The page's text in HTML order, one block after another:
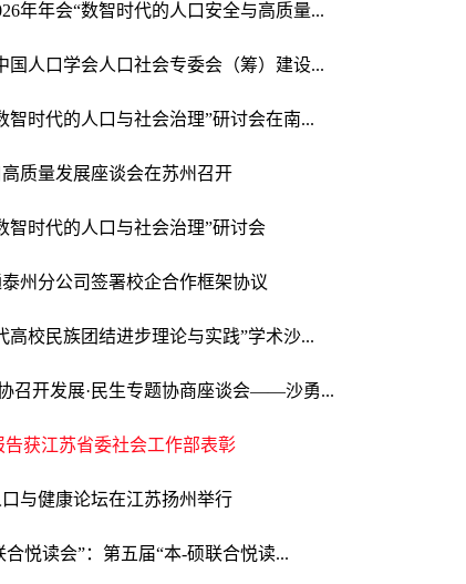
年年会“数智时代的人口安全与高质量...
国人口学会人口社会专委会（筹）建设...
智时代的人口与社会治理”研讨会在南...
质量发展座谈会在苏州召开
智时代的人口与社会治理”研讨会
州分公司签署校企合作框架协议
高校民族团结进步理论与实践”学术沙...
召开发展·民生专题协商座谈会——沙勇...
告获江苏省委社会工作部表彰
与健康论坛在江苏扬州举行
合悦读会”：第五届“本-硕联合悦读...